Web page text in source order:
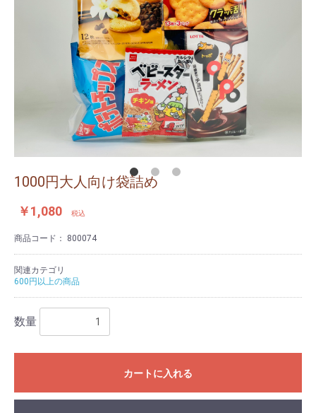
1000円大人向け袋詰め
￥1,080 税込
商品コード： 800074
関連カテゴリ
600円以上の商品
数量
カートに入れる